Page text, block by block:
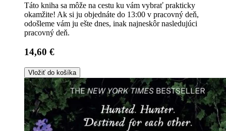
Táto kniha sa môže na cestu ku vám vybrať prakticky
okamžite! Ak si ju objednáte do 13:00 v pracovný deň,
odošleme vám ju ešte dnes, inak najneskôr nasledujúci
pracovný deň.
14,60 €
Vložiť do košíka